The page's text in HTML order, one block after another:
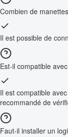
Combien de
Il est possible de
Est-il compatible
Il est compatible
recommandé de
Faut-il installer un